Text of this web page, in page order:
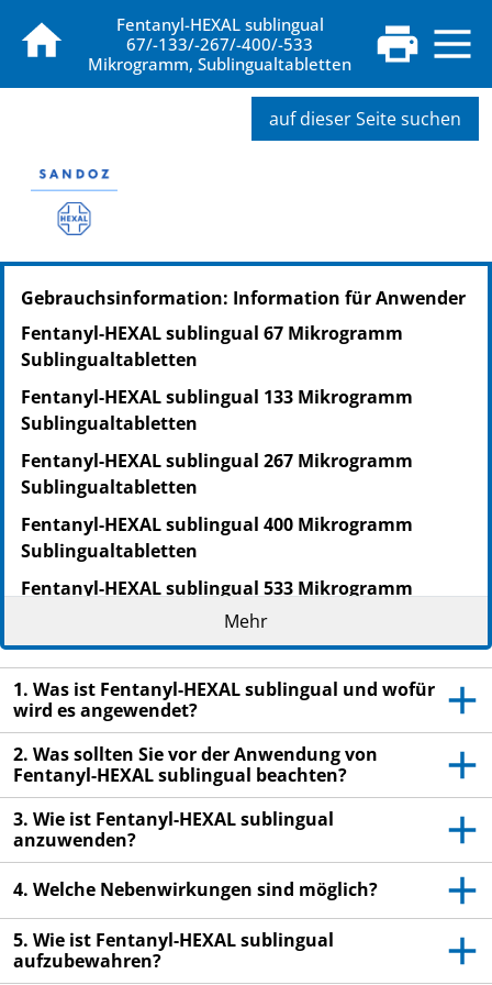
Fentanyl-HEXAL sublingual
67/-133/-267/-400/-533
Mikrogramm, Sublingualtabletten
auf dieser Seite suchen
Gebrauchsinformation: Information für Anwender
Fentanyl-HEXAL sublingual 67 Mikrogramm
Sublingualtabletten
Fentanyl-HEXAL sublingual 133 Mikrogramm
Sublingualtabletten
Fentanyl-HEXAL sublingual 267 Mikrogramm
Sublingualtabletten
Fentanyl-HEXAL sublingual 400 Mikrogramm
Sublingualtabletten
Fentanyl-HEXAL sublingual 533 Mikrogramm
Fentanyl-HEXAL sublingual 800 Mikrogramm
Sublingualtabletten
Fentanyl
Lesen Sie die gesamte Packungsbeilage sorgfältig
durch, bevor Sie mit der Anwendung dieses
Arzneimittels beginnen, denn sie enthält wichtige
Informationen.
Heben Sie die Packungsbeilage auf. Vielleicht
möchten Sie diese später nochmals lesen.
Wenn Sie weitere Fragen haben, wenden Sie sich
an Ihren Arzt oder Apotheker.
Mehr
1. Was ist Fentanyl-HEXAL sublingual und wofür
wird es angewendet?
2. Was sollten Sie vor der Anwendung von
Fentanyl-HEXAL sublingual beachten?
3. Wie ist Fentanyl-HEXAL sublingual
anzuwenden?
4. Welche Nebenwirkungen sind möglich?
5. Wie ist Fentanyl-HEXAL sublingual
aufzubewahren?